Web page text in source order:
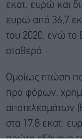
εκατ. ευρώ και
ευρώ από 36,7
του 2020, ενώ το
σταθερό.
Ομοίως πτώση
προ φόρων,
αποτελεσμάτων
στα 17,8 εκατ.